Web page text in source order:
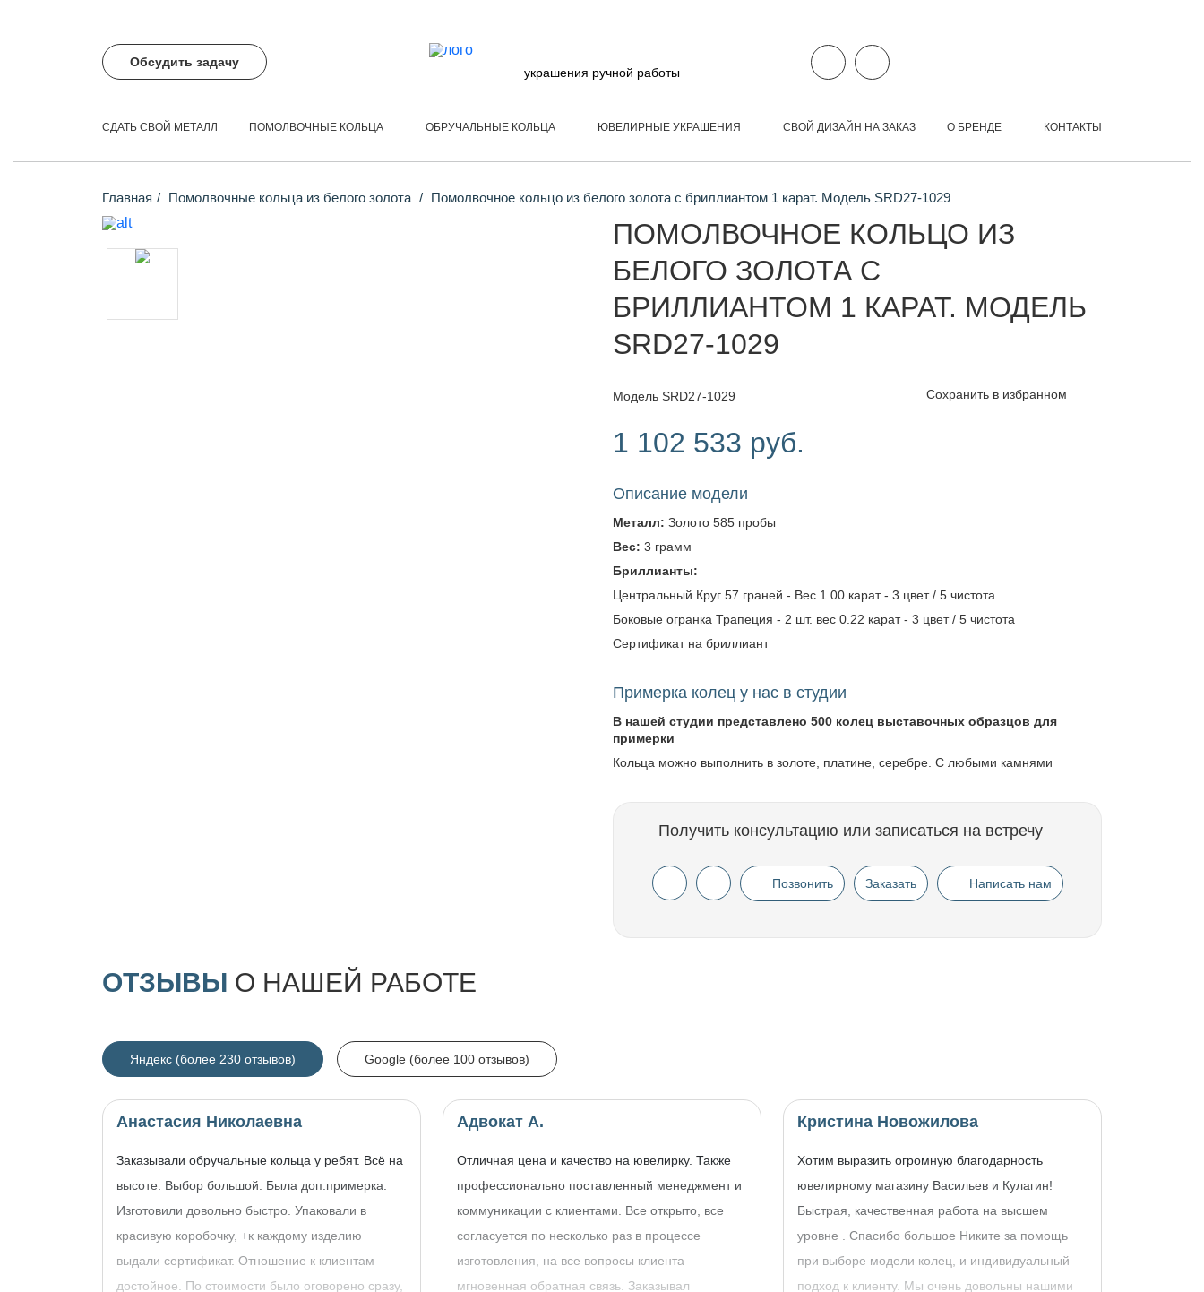
Обсудить задачу
украшения ручной работы
СДАТЬ СВОЙ МЕТАЛЛ ПОМОЛВОЧНЫЕ КОЛЬЦА ОБРУЧАЛЬНЫЕ КОЛЬЦА ЮВЕЛИРНЫЕ УКРАШЕНИЯ СВОЙ ДИЗАЙН НА ЗАКАЗ О БРЕНДЕ КОНТАКТЫ
Главная Помолвочные кольца из белого золота Помолвочное кольцо из белого золота с бриллиантом 1 карат. Модель SRD27-1029
ПОМОЛВОЧНОЕ КОЛЬЦО ИЗ
БЕЛОГО ЗОЛОТА С
БРИЛЛИАНТОМ 1 КАРАТ. МОДЕЛЬ
SRD27-1029
Модель SRD27-1029 Сохранить в избранном
1 102 533 руб.
Описание модели
Металл: Золото 585 пробы
Вес: 3 грамм
Бриллианты:
Центральный Круг 57 граней - Вес 1.00 карат - 3 цвет / 5 чистота
Боковые огранка Трапеция - 2 шт. вес 0.22 карат - 3 цвет / 5 чистота
Сертификат на бриллиант
Примерка колец у нас в студии
В нашей студии представлено 500 колец выставочных образцов для
примерки
Кольца можно выполнить в золоте, платине, серебре. С любыми камнями
Получить консультацию или записаться на встречу
Позвонить Заказать Написать нам
ОТЗЫВЫ О НАШЕЙ РАБОТЕ
Яндекс (более 230 отзывов) Google (более 100 отзывов)
Анастасия Николаевна
Заказывали обручальные кольца у ребят. Всё на
высоте. Выбор большой. Была доп.примерка.
Изготовили довольно быстро. Упаковали в
красивую коробочку, +к каждому изделию
выдали сертификат. Отношение к клиентам
достойное. По стоимости было оговорено сразу,
Адвокат А.
Отличная цена и качество на ювелирку. Также
профессионально поставленный менеджмент и
коммуникации с клиентами. Все открыто, все
согласуется по несколько раз в процессе
изготовления, на все вопросы клиента
мгновенная обратная связь. Заказывал
Кристина Новожилова
Хотим выразить огромную благодарность
ювелирному магазину Васильев и Кулагин!
Быстрая, качественная работа на высшем
уровне . Спасибо большое Никите за помощь
при выборе модели колец, и индивидуальный
подход к клиенту. Мы очень довольны нашими